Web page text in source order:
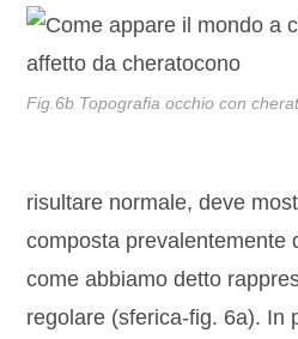
Fig.6b Topografia occhio con
risultare normale, deve
composta prevalentemente
come abbiamo detto
regolare (sferica-fig. 6a). In